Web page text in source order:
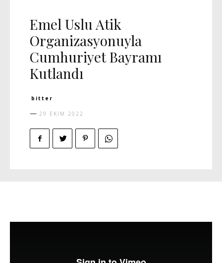
Emel Uslu Atik
Organizasyonuyla
Cumhuriyet Bayramı
Kutlandı
bitter
29 EKIM 2022